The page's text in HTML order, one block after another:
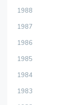
1988
1987
1986
1985
1984
1983